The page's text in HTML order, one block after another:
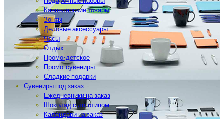
Канцелярские товары
Зонты
Деловые аксессуары
Часы
Отдых
Промо-детское
Промо-сувениры
Сладкие подарки
Сувениры под заказ
Ежедневники на заказ
Шоколад с логотипом
Календари на заказ